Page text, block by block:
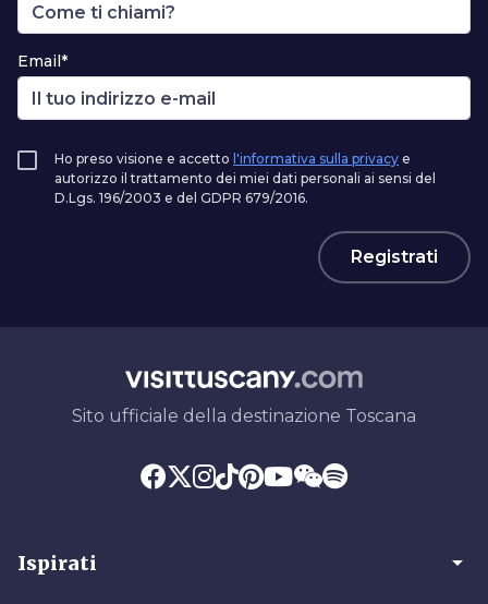
Email*
Ho preso visione e accetto l'informativa sulla privacy e
autorizzo il trattamento dei miei dati personali ai sensi del
D.Lgs. 196/2003 e del GDPR 679/2016.
Registrati
Sito ufficiale della destinazione Toscana
Ispirati arrow_drop_down